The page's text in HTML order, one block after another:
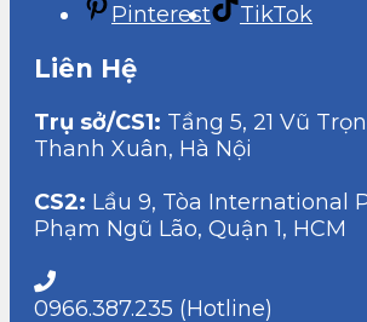
Pinterest
TikTok
Liên Hệ
Trụ sở/CS1: Tầng 5, 21 Vũ
Thanh Xuân, Hà Nội
CS2: Lầu 9, Tòa International
Phạm Ngũ Lão, Quận 1, HCM
0966.387.235 (Hotline)